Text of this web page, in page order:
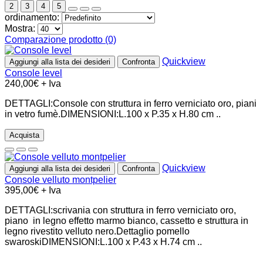
2 3 4 5
ordinamento:
Mostra:
Comparazione prodotto (0)
Aggiungi alla lista dei desideri Confronta
Quickview
Console level
240,00€ + Iva
DETTAGLI:Console con struttura in ferro verniciato oro, piani
in vetro fumè.DIMENSIONI:L.100 x P.35 x H.80 cm ..
Acquista
Aggiungi alla lista dei desideri Confronta
Quickview
Console velluto montpelier
395,00€ + Iva
DETTAGLI:scrivania con struttura in ferro verniciato oro,
piano in legno effetto marmo bianco, cassetto e struttura in
legno rivestito velluto nero.Dettaglio pomello
swaroskiDIMENSIONI:L.100 x P.43 x H.74 cm ..